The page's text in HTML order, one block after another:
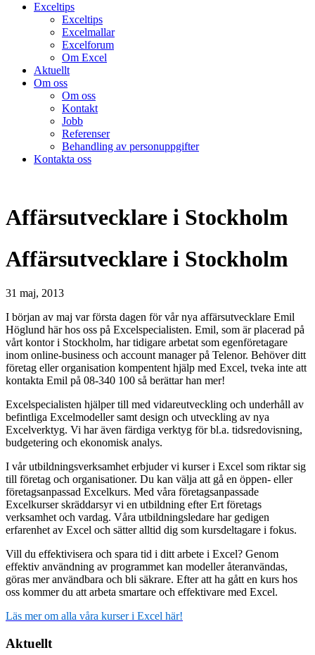
Exceltips
Exceltips
Excelmallar
Excelforum
Om Excel
Aktuellt
Om oss
Om oss
Kontakt
Jobb
Referenser
Behandling av personuppgifter
Kontakta oss
Affärsutvecklare i Stockholm
Affärsutvecklare i Stockholm
31 maj, 2013
I början av maj var första dagen för vår nya affärsutvecklare Emil
Höglund här hos oss på Excelspecialisten. Emil, som är placerad på
vårt kontor i Stockholm, har tidigare arbetat som egenföretagare
inom online-business och account manager på Telenor. Behöver ditt
företag eller organisation kompentent hjälp med Excel, tveka inte att
kontakta Emil på 08-340 100 så berättar han mer!
Excelspecialisten hjälper till med vidareutveckling och underhåll av
befintliga Excelmodeller samt design och utveckling av nya
Excelverktyg. Vi har även färdiga verktyg för bl.a. tidsredovisning,
budgetering och ekonomisk analys.
I vår utbildningsverksamhet erbjuder vi kurser i Excel som riktar sig
till företag och organisationer. Du kan välja att gå en öppen- eller
företagsanpassad Excelkurs. Med våra företagsanpassade
Excelkurser skräddarsyr vi en utbildning efter Ert företags
verksamhet och vardag. Våra utbildningsledare har gedigen
erfarenhet av Excel och sätter alltid dig som kursdeltagare i fokus.
Vill du effektivisera och spara tid i ditt arbete i Excel? Genom
effektiv användning av programmet kan modeller återanvändas,
göras mer användbara och bli säkrare. Efter att ha gått en kurs hos
oss kommer du att arbeta smartare och effektivare med Excel.
Läs mer om alla våra kurser i Excel här!
Aktuellt